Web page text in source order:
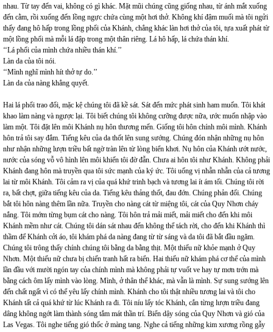
nhau. Từ tay đến vai, không có gì khác. Mặt mũi chúng cũng giống nhau, từ ánh mắt xuống
đến cằm, rồi xuống đến lồng ngực chứa cùng một hơi thở. Không khí đậm muối mà tôi ngửi
thấy đang hô hấp trong lồng phổi của Khánh, chẳng khác làn hơi thở của tôi, tựa xuất phát từ
một lồng phổi mà mỗi lá đập trong một thân riêng. Lá hô hấp, lá chứa thán khí.
‘‘Lá phổi của mình chứa nhiều thán khí.’’
Làn da của tôi nói.
‘‘Mình nghĩ mình hít thở tự do.’’
Làn da của nàng khẳng quyết.
Hai lá phổi trao đổi, mặc kệ chúng tôi đã kề sát. Sát đến mức phát sinh ham muốn. Tôi khát
khao làm nàng và ngược lại. Tôi biết chúng tôi không cưỡng được nữa, ước muốn nhập vào
làm một. Tôi đặt lên môi Khánh nụ hôn thương mến. Giống tôi hôn chính môi mình. Khánh
hôn trả tôi say đắm. Tiếng kêu của da thốt lên sung sướng. Chúng đón nhận những nụ hôn
như nhận những lượn triều bất ngờ tràn lên từ lòng biển khơi. Nụ hôn của Khánh ướt nước,
nước của sóng vỗ vô hình lên môi khiến tôi đờ đẫn. Chưa ai hôn tôi như Khánh. Không phải
Khánh đang hôn mà truyền qua tôi sức mạnh của ký ức. Tôi uống vị nhẫn nhẫn của cả tương
lai từ môi Khánh. Tôi cảm ra vị của quá khứ trinh bạch và tương lai ít ám tối. Chúng tôi rời
ra, bất chợt, giữa tiếng kêu của da. Tiếng kêu thảng thốt, đau đớn. Chúng phản đối. Chúng
bắt tôi hôn nàng thêm lần nữa. Truyền cho nàng cát từ miệng tôi, cát của Quy Nhơn cháy
nắng. Tôi mớm từng bụm cát cho nàng. Tôi hôn trả mải miết, mải miết cho đến khi môi
Khánh mềm như cát. Chúng tôi dán sát nhau đến không thể tách rời, cho đến khi Khánh thì
thầm để Khánh cởi áo, tôi khám phá da nàng đang từ từ sáng và da tôi đã bắt đầu ngăm.
Chúng tôi trông thấy chính chúng tôi bằng da bằng thịt. Một thiếu nữ khỏe mạnh ở Quy
Nhơn. Một thiếu nữ chưa bị chiến tranh hất ra biển. Hai thiếu nữ khám phá cơ thể của mình
lần đầu với mười ngón tay của chính mình mà không phải tự vuốt ve hay tự mơn trớn mà
bằng cách ôm lấy mình vào lòng. Mình, ở thân thể khác, mà vẫn là mình. Sự sung sướng lên
đến chất ngất vì có thể yêu lấy chính mình. Khánh cho tôi thật nhiều tương lai và tôi cho
Khánh tất cả quá khứ từ lúc Khánh ra đi. Tôi níu lấy tóc Khánh, cắn từng lượn triều đang
dâng không ngớt làm thành sóng tắm mát thần trí. Biển dậy sóng của Quy Nhơn và gió của
Las Vegas. Tôi nghe tiếng gió thốc ở màng tang. Nghe cả tiếng những kim xương rồng gẫy